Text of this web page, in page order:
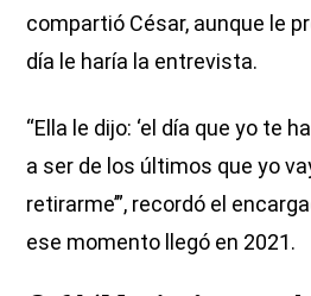
compartió César, aunque le
día le haría la entrevista.
“Ella le dijo: ‘el día que yo te
a ser de los últimos que yo
retirarme’”, recordó el
ese momento llegó en 2021.